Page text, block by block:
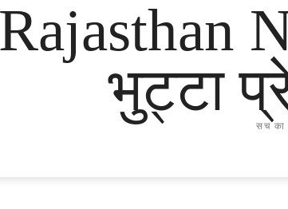
भुट्टा
सच का